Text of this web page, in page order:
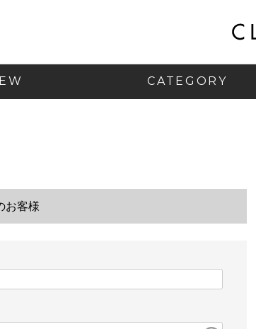
CATEGORY
お客様